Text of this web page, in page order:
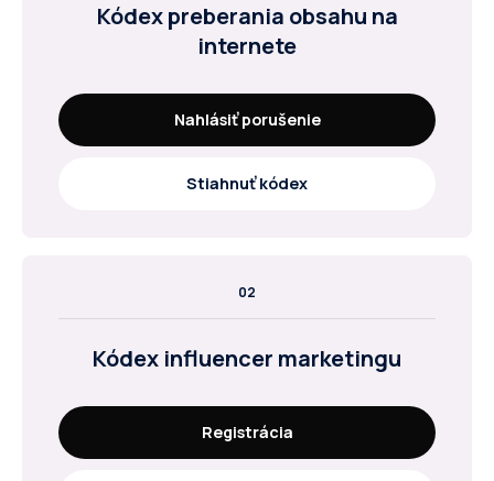
Kódex preberania obsahu na
internete
Nahlásiť porušenie
Stiahnuť kódex
02
Kódex influencer marketingu
Registrácia